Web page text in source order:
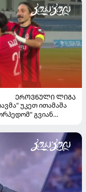
ᲔᲠᲝᲕᲜᲣᲚᲘ ᲚᲘᲒᲐ
უკეთ ითამაშა
გვიან